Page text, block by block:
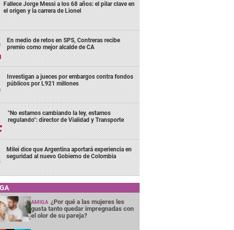
Fallece Jorge Messi a los 68 años: el pilar clave en
el origen y la carrera de Lionel
En medio de retos en SPS, Contreras recibe
premio como mejor alcalde de CA
Investigan a jueces por embargos contra fondos
públicos por L921 millones
"No estamos cambiando la ley, estamos
regulando": director de Vialidad y Transporte
Milei dice que Argentina aportará experiencia en
seguridad al nuevo Gobierno de Colombia
AMIGA ¿Por qué a las mujeres les
gusta tanto quedar impregnadas con
el olor de su pareja?